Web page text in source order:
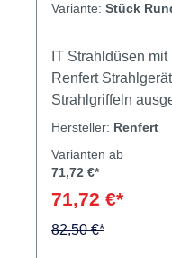
Variante: Stück
IT Strahldüsen
Renfert
Strahlgriffeln
Bestandteil dieser
High-Tech-
vielfaches länger
Geometrie der
Hersteller: Renfert
Varianten ab
71,72 €*
71,72 €*
82,50 €*